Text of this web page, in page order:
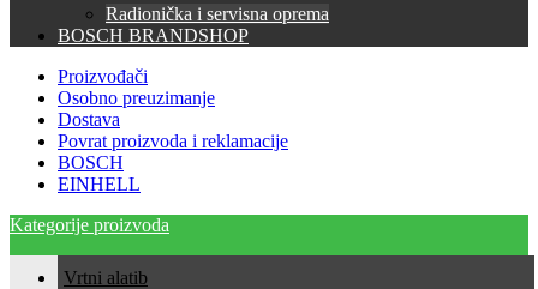
Radionička i servisna oprema
BOSCH BRANDSHOP
Proizvođači
Osobno preuzimanje
Dostava
Povrat proizvoda i reklamacije
BOSCH
EINHELL
Kategorije proizvoda
Vrtni alati